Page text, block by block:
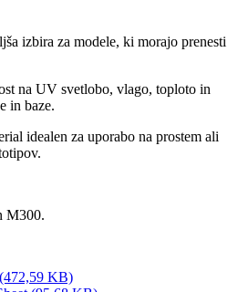
izbira za modele, ki morajo prenesti
na UV svetlobo, vlago, toploto in
in baze.
idealen za uporabo na prostem ali
M300.
(472,59 KB)